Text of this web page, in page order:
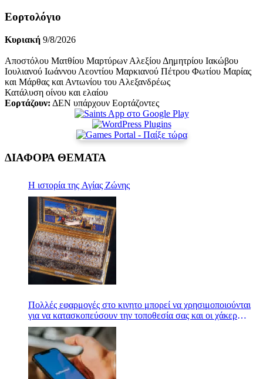
Εορτολόγιο
Κυριακή 9/8/2026
Αποστόλου Ματθίου Μαρτύρων Αλεξίου Δημητρίου Ιακώβου
Ιουλιανού Ιωάννου Λεοντίου Μαρκιανού Πέτρου Φωτίου Μαρίας
και Μάρθας και Αντωνίου του Αλεξανδρέως
Κατάλυση οίνου και ελαίου
Εορτάζουν: ΔΕΝ υπάρχουν Εορτάζοντες
ΔΙΑΦΟΡΑ ΘΕΜΑΤΑ
Η ιστορία της Αγίας Ζώνης
Πολλές εφαρμογές στο κινητο μπορεί να χρησιμοποιούνται
για να κατασκοπεύσουν την τοποθεσία σας και οι χάκερ
απειλούν να δημοσιοποιήσουν τα δεδομένα